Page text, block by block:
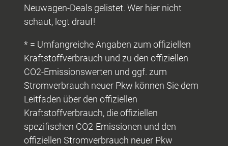
Neuwagen-Deals gelistet. Wer hier nicht
schaut, legt drauf!
* = Umfangreiche Angaben zum offiziellen
Kraftstoffverbrauch und zu den offiziellen
CO2-Emissionswerten und ggf. zum
Stromverbrauch neuer Pkw können Sie dem
Leitfaden über den offiziellen
Kraftstoffverbrauch, die offiziellen
spezifischen CO2-Emissionen und den
offiziellen Stromverbrauch neuer Pkw